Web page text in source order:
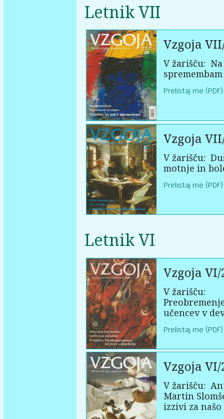
Letnik VII
Vzgoja
V žarišču:
spremembam
Prelistaj me (PDF)
Vzgoja
V žarišču:
motnje in
Prelistaj me (PDF)
Letnik VI
Vzgoja VI/
V žarišču:
učencev v
Prelistaj me (PDF)
Vzgoja VI/
V žarišču:
Martin
izzivi za našo